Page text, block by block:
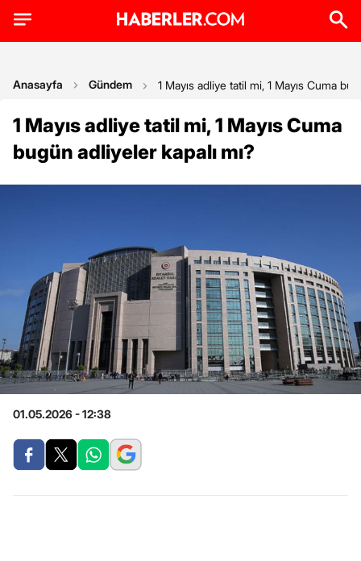
Anasayfa Gündem 1 Mayıs adliye tatil mi, 1 Mayıs Cuma
1 Mayıs adliye tatil mi, 1 Mayıs Cuma
bugün adliyeler kapalı mı?
01.05.2026 - 12:38